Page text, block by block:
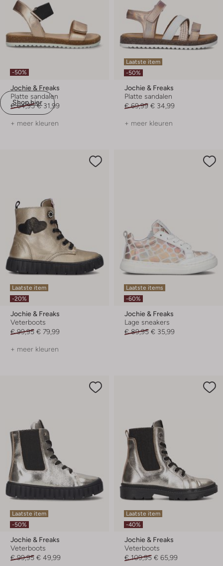
Shop hier
-50%
Jochie & Freaks
Platte sandalen
€ 64,95 € 31,99
+ meer kleuren
Laatste item
-50%
Jochie & Freaks
Platte sandalen
€ 69,99 € 34,99
+ meer kleuren
Laatste item
-20%
Jochie & Freaks
Veterboots
€ 99,95 € 79,99
+ meer kleuren
Laatste items
-60%
Jochie & Freaks
Lage sneakers
€ 89,95 € 35,99
Laatste item
-50%
Jochie & Freaks
Veterboots
€ 99,95 € 49,99
Laatste item
-40%
Jochie & Freaks
Veterboots
€ 109,95 € 65,99